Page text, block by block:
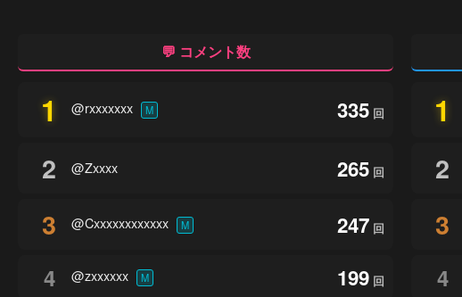
💬 コメント数
1 @rxxxxxxx M 335 回
2 @Zxxxx 265 回
3 @Cxxxxxxxxxxxx M 247 回
4 @zxxxxxx M 199 回
1
2
3
4